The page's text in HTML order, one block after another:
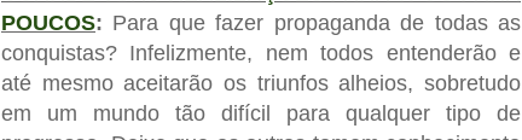
POUCOS: Para que fazer propaganda de todas as
conquistas? Infelizmente, nem todos entenderão e
até mesmo aceitarão os triunfos alheios, sobretudo
em um mundo tão difícil para qualquer tipo de